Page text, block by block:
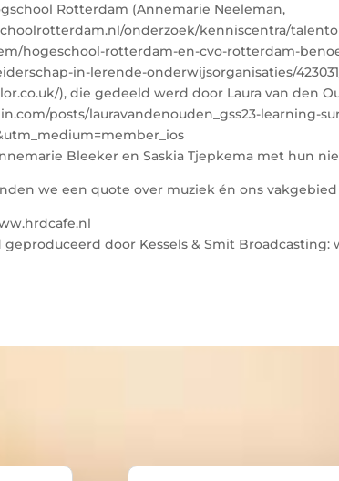
Rotterdam (Annemarie Neeleman,
onderzoek/kenniscentra/
hogeschool-rotterdam-en-cvo-rotterdam-
in-lerende-onderwijsorganisaties/
), die gedeeld werd door Laura van den
posts/lauravandenouden_gss23-learning-
Bleeker en Saskia Tjepkema met hun
we een quote over muziek én ons vakgebied
geproduceerd door Kessels & Smit Broadcasting: